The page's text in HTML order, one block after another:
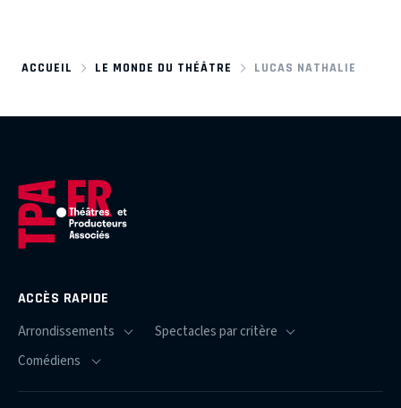
ACCUEIL LE MONDE DU THÉÂTRE LUCAS NATHALIE
ACCÈS RAPIDE